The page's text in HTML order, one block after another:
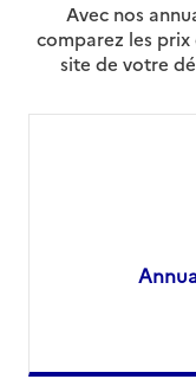
Avec nos
comparez les prix
site de votre